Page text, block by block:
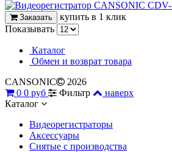
Заказать
купить в 1 клик
Показывать
Каталог
Обмен и возврат товара
CANSONIC
2026
0 0 руб Фильтр
наверх
Каталог
Видеорегистраторы
Аксессуары
Снятые с производства